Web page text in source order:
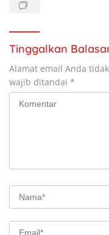
Tinggalkan
Alamat email Anda
wajib ditandai *